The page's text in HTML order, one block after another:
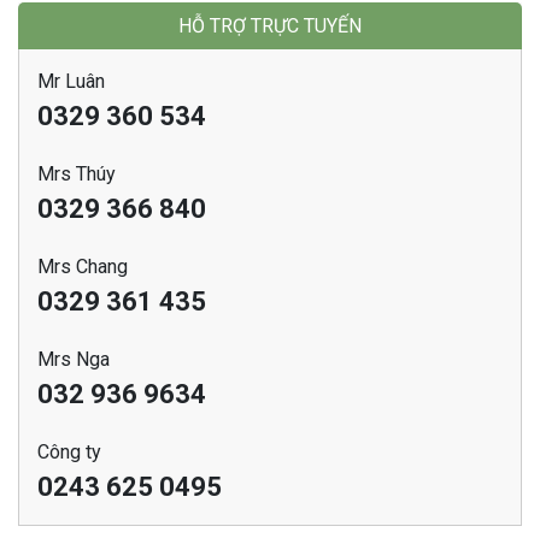
HỖ TRỢ TRỰC TUYẾN
Mr Luân
0329 360 534
Mrs Thúy
0329 366 840
Mrs Chang
0329 361 435
Mrs Nga
032 936 9634
Công ty
0243 625 0495